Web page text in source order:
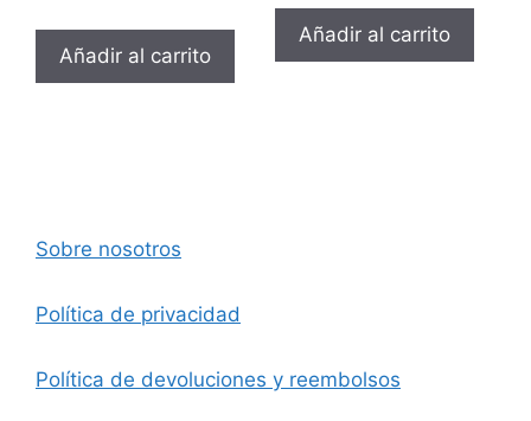
Añadir al carrito
original
era:
12,76 €.
actual
es:
7,26 €.
Añadir al carrito
Sobre nosotros
Política de privacidad
Política de devoluciones y reembolsos